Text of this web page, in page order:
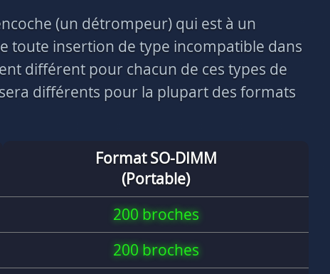
(un détrompeur) qui est à un
toute insertion de type incompatible dans
différent pour chacun de ces types de
différents pour la plupart des formats
Format SO-DIMM
(Portable)
200 broches
200 broches